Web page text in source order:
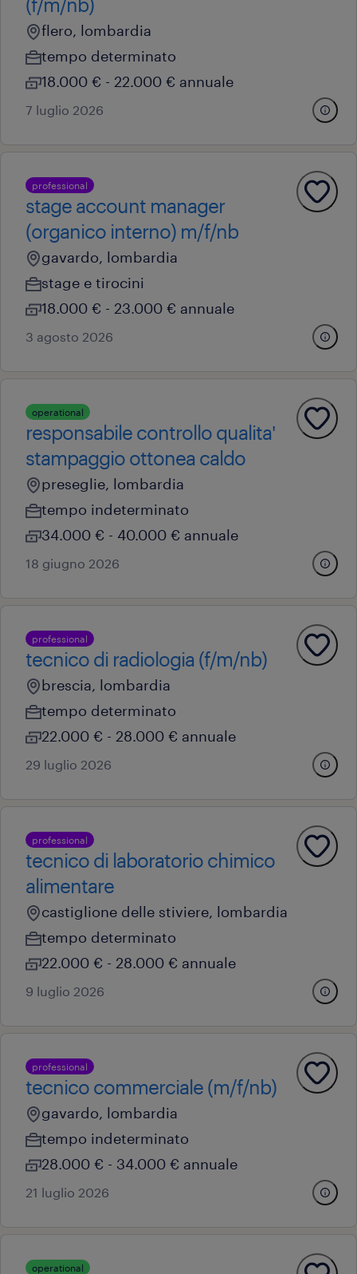
flero, lombardia
tempo determinato
18.000 € - 22.000 € annuale
7 luglio 2026
professional
stage account manager
(organico interno) m/f/nb
gavardo, lombardia
stage e tirocini
18.000 € - 23.000 € annuale
3 agosto 2026
operational
responsabile controllo qualita'
stampaggio ottonea caldo
preseglie, lombardia
tempo indeterminato
34.000 € - 40.000 € annuale
18 giugno 2026
professional
tecnico di radiologia (f/m/nb)
brescia, lombardia
tempo determinato
22.000 € - 28.000 € annuale
29 luglio 2026
professional
tecnico di laboratorio chimico
alimentare
castiglione delle stiviere, lombardia
tempo determinato
22.000 € - 28.000 € annuale
9 luglio 2026
professional
tecnico commerciale (m/f/nb)
gavardo, lombardia
tempo indeterminato
28.000 € - 34.000 € annuale
21 luglio 2026
operational